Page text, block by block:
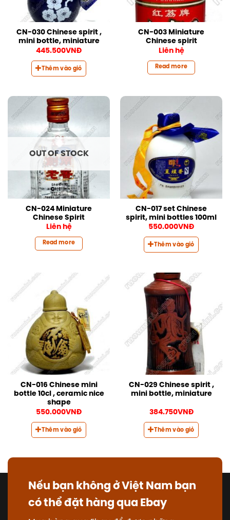
CN-030 Chinese spirit ,
mini bottle, miniature
445.500VNĐ
Thêm vào giỏ
CN-003 Miniature
Chinese spirit
Liên hệ
Read more
OUT OF STOCK
CN-024 Miniature
Chinese Spirit
Liên hệ
Read more
CN-017 set Chinese
spirit, mini bottles 100ml
550.000VNĐ
Thêm vào giỏ
CN-016 Chinese mini
bottle 10cl , ceramic nice
shape
550.000VNĐ
Thêm vào giỏ
CN-029 Chinese spirit ,
mini bottle, miniature
384.750VNĐ
Thêm vào giỏ
Nếu bạn không ở Việt Nam bạn
có thể đặt hàng qua Ebay